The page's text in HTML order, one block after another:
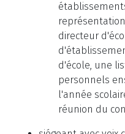
directeur
d'école, une
personnels
l'année
réunion du